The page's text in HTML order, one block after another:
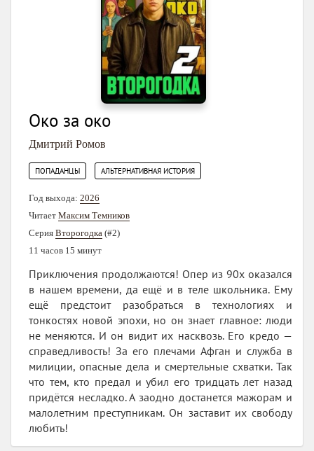
Око за око
Дмитрий Ромов
ПОПАДАНЦЫ АЛЬТЕРНАТИВНАЯ ИСТОРИЯ
Год выхода: 2026
Читает Максим Темников
Серия Второгодка (#2)
11 часов 15 минут
Приключения продолжаются! Опер из 90х оказался
в нашем времени, да ещё и в теле школьника. Ему
ещё предстоит разобраться в технологиях и
тонкостях новой эпохи, но он знает главное: люди
не меняются. И он видит их насквозь. Его кредо —
справедливость! За его плечами Афган и служба в
милиции, опасные дела и смертельные схватки. Так
что тем, кто предал и убил его тридцать лет назад
придётся несладко. А заодно достанется мажорам и
малолетним преступникам. Он заставит их свободу
любить!